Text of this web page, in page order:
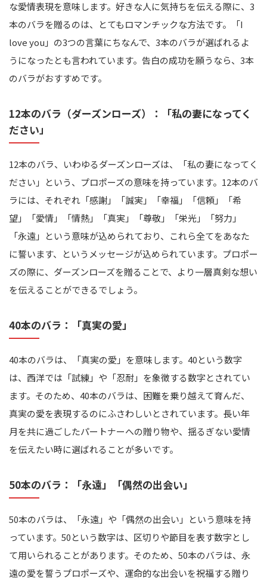
な愛情表現を意味します。好きな人に気持ちを伝える際に、3
本のバラを贈るのは、とてもロマンチックな方法です。「I
love you」の3つの言葉にちなんで、3本のバラが選ばれるよ
うになったとも言われています。告白の成功を願うなら、3本
のバラがおすすめです。
12本のバラ（ダーズンローズ）：「私の妻になってく
ださい」
12本のバラ、いわゆるダーズンローズは、「私の妻になってく
ださい」という、プロポーズの意味を持っています。12本のバ
ラには、それぞれ「感謝」「誠実」「幸福」「信頼」「希
望」「愛情」「情熱」「真実」「尊敬」「栄光」「努力」
「永遠」という意味が込められており、これら全てをあなた
に誓います、というメッセージが込められています。プロポー
ズの際に、ダーズンローズを贈ることで、より一層真剣な想い
を伝えることができるでしょう。
40本のバラ：「真実の愛」
40本のバラは、「真実の愛」を意味します。40という数字
は、西洋では「試練」や「忍耐」を象徴する数字とされてい
ます。そのため、40本のバラは、困難を乗り越えて育んだ、
真実の愛を表現するのにふさわしいとされています。長い年
月を共に過ごしたパートナーへの贈り物や、揺るぎない愛情
を伝えたい時に選ばれることが多いです。
50本のバラ：「永遠」「偶然の出会い」
50本のバラは、「永遠」や「偶然の出会い」という意味を持
っています。50という数字は、区切りや節目を表す数字とし
て用いられることがあります。そのため、50本のバラは、永
遠の愛を誓うプロポーズや、運命的な出会いを祝福する贈り